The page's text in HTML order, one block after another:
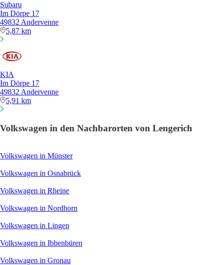
Subaru
Im Dörpe 17
49832 Andervenne
5,87 km
KIA
Im Dörpe 17
49832 Andervenne
5,91 km
Volkswagen in den Nachbarorten von Lengerich
Volkswagen in Münster
Volkswagen in Osnabrück
Volkswagen in Rheine
Volkswagen in Nordhorn
Volkswagen in Lingen
Volkswagen in Ibbenbüren
Volkswagen in Gronau